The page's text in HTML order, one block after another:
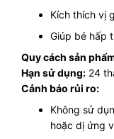
Kích thích vị
Giúp bé hấp
Quy cách sản
Hạn sử dụng: 24
Cảnh báo rủi ro:
Không sử
hoặc dị ứng